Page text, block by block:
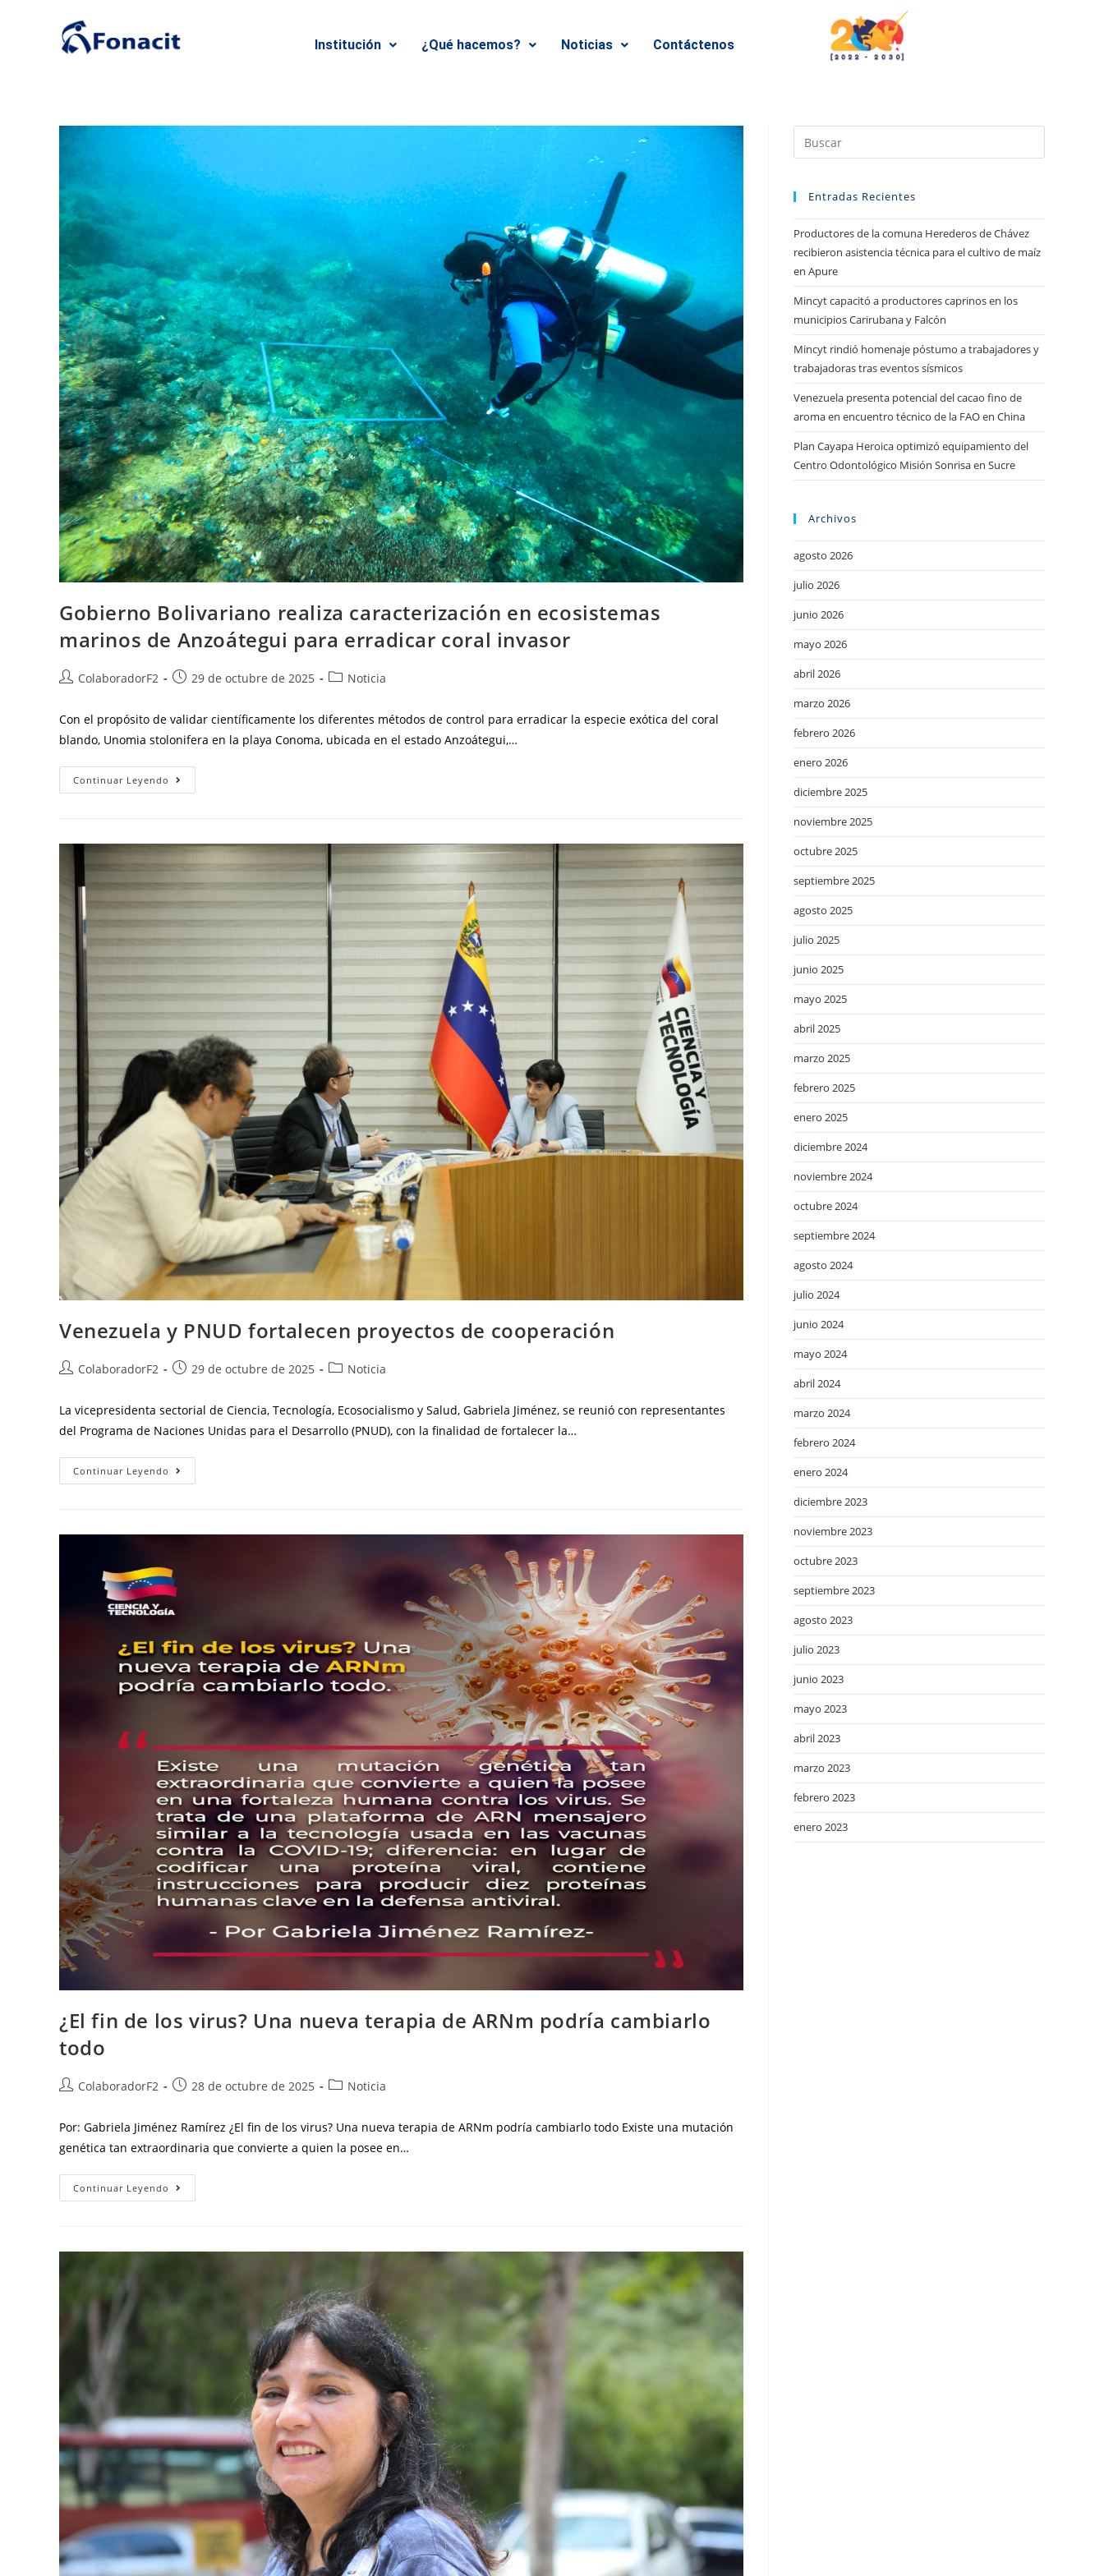
Institución ¿Qué hacemos? Noticias Contáctenos
Gobierno Bolivariano realiza caracterización en ecosistemas
marinos de Anzoátegui para erradicar coral invasor
ColaboradorF2 29 de octubre de 2025 Noticia
Con el propósito de validar científicamente los diferentes métodos de control para erradicar la especie exótica del coral
blando, Unomia stolonifera en la playa Conoma, ubicada en el estado Anzoátegui,…
Continuar Leyendo
Venezuela y PNUD fortalecen proyectos de cooperación
ColaboradorF2 29 de octubre de 2025 Noticia
La vicepresidenta sectorial de Ciencia, Tecnología, Ecosocialismo y Salud, Gabriela Jiménez, se reunió con representantes
del Programa de Naciones Unidas para el Desarrollo (PNUD), con la finalidad de fortalecer la…
Continuar Leyendo
¿El fin de los virus? Una nueva terapia de ARNm podría cambiarlo
todo
ColaboradorF2 28 de octubre de 2025 Noticia
Por: Gabriela Jiménez Ramírez ¿El fin de los virus? Una nueva terapia de ARNm podría cambiarlo todo Existe una mutación
genética tan extraordinaria que convierte a quien la posee en…
Continuar Leyendo
Entradas Recientes
Productores de la comuna Herederos de Chávez
recibieron asistencia técnica para el cultivo de maíz
en Apure
Mincyt capacitó a productores caprinos en los
municipios Carirubana y Falcón
Mincyt rindió homenaje póstumo a trabajadores y
trabajadoras tras eventos sísmicos
Venezuela presenta potencial del cacao fino de
aroma en encuentro técnico de la FAO en China
Plan Cayapa Heroica optimizó equipamiento del
Centro Odontológico Misión Sonrisa en Sucre
Archivos
agosto 2026
julio 2026
junio 2026
mayo 2026
abril 2026
marzo 2026
febrero 2026
enero 2026
diciembre 2025
noviembre 2025
octubre 2025
septiembre 2025
agosto 2025
julio 2025
junio 2025
mayo 2025
abril 2025
marzo 2025
febrero 2025
enero 2025
diciembre 2024
noviembre 2024
octubre 2024
septiembre 2024
agosto 2024
julio 2024
junio 2024
mayo 2024
abril 2024
marzo 2024
febrero 2024
enero 2024
diciembre 2023
noviembre 2023
octubre 2023
septiembre 2023
agosto 2023
julio 2023
junio 2023
mayo 2023
abril 2023
marzo 2023
febrero 2023
enero 2023